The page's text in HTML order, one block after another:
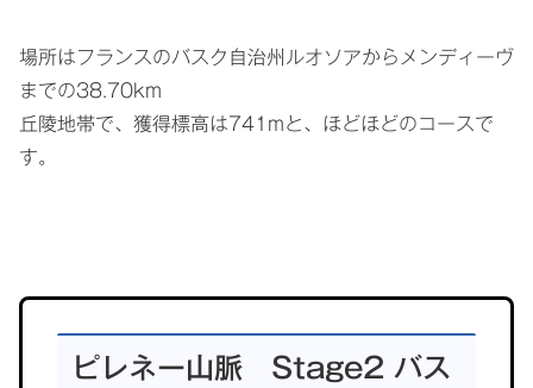
場所はフランスのバスク自治州ルオソアからメンディーヴ
までの38.70km
丘陵地帯で、獲得標高は741mと、ほどほどのコースで
す。
ピレネー山脈 Stage2 バス